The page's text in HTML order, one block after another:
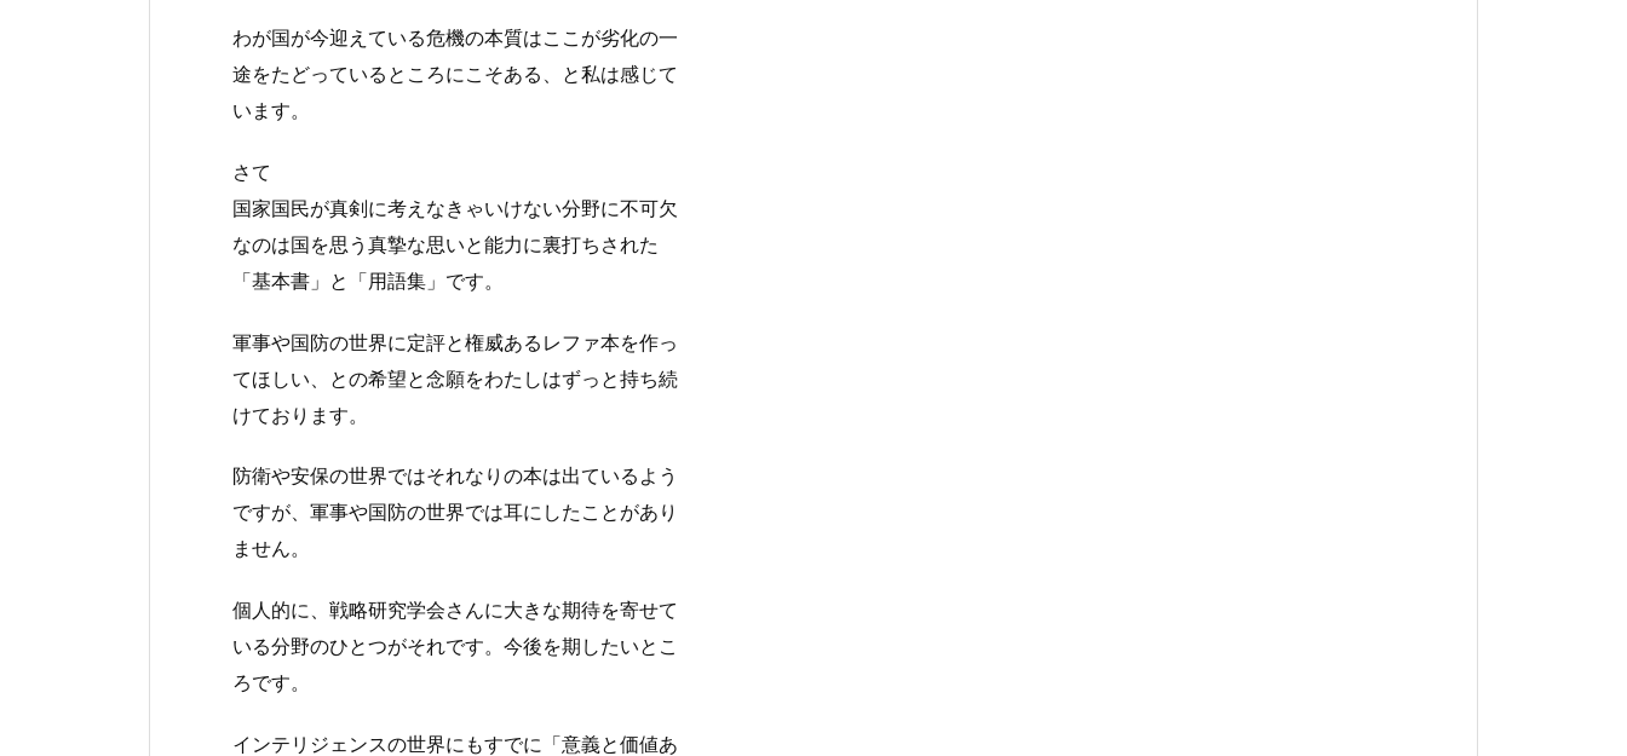
わが国が今迎えている危機の本質はここが劣化の一
途をたどっているところにこそある、と私は感じて
います。
さて
国家国民が真剣に考えなきゃいけない分野に不可欠
なのは国を思う真摯な思いと能力に裏打ちされた
「基本書」と「用語集」です。
軍事や国防の世界に定評と権威あるレファ本を作っ
てほしい、との希望と念願をわたしはずっと持ち続
けております。
防衛や安保の世界ではそれなりの本は出ているよう
ですが、軍事や国防の世界では耳にしたことがあり
ません。
個人的に、戦略研究学会さんに大きな期待を寄せて
いる分野のひとつがそれです。今後を期したいとこ
ろです。
インテリジェンスの世界にもすでに「意義と価値あ